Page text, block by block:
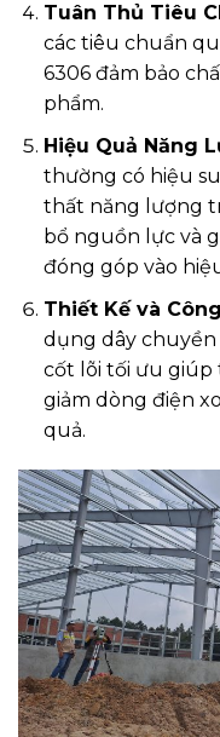
Tuân Thủ Tiêu
các tiêu chuẩn
6306 đảm bảo
phẩm.
Hiệu Quả Năng
thường có hiệu
thất năng lượng
bổ nguồn lực và
đóng góp vào
Thiết Kế và
dụng dây chuyền
cốt lõi tối ưu giúp
giảm dòng điện
quả.